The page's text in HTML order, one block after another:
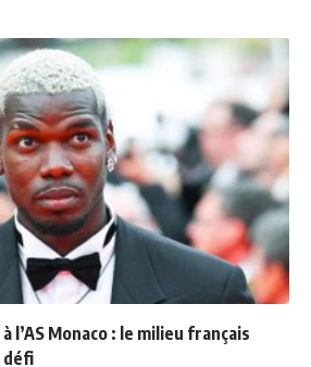
l’AS Monaco : le milieu français
défi